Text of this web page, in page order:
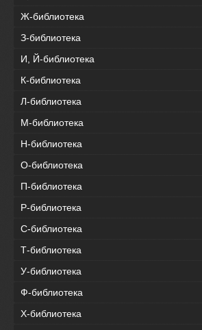
Ж-библиотека
З-библиотека
И, Й-библиотека
К-библиотека
Л-библиотека
М-библиотека
Н-библиотека
О-библиотека
П-библиотека
Р-библиотека
С-библиотека
Т-библиотека
У-библиотека
Ф-библиотека
Х-библиотека